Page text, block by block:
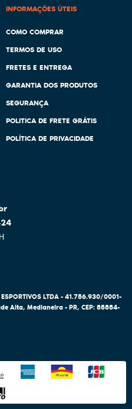
INFORMAÇÕES ÚTEIS
COMO COMPRAR
TERMOS DE USO
FRETES E ENTREGA
GARANTIA DOS PRODUTOS
SEGURANÇA
POLITICA DE FRETE GRÁTIS
POLÍTICA DE PRIVACIDADE
ESPORTIVOS LTDA - 41.756.930/0001-
Alta, Medianeira-PR, CEP: 85884-